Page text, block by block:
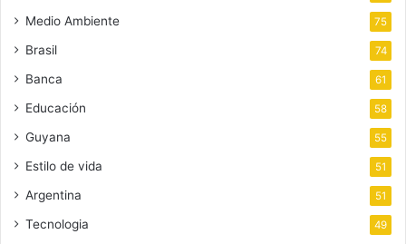
Medio Ambiente 75
Brasil 74
Banca 61
Educación 58
Guyana 55
Estilo de vida 51
Argentina 51
Tecnologia 49